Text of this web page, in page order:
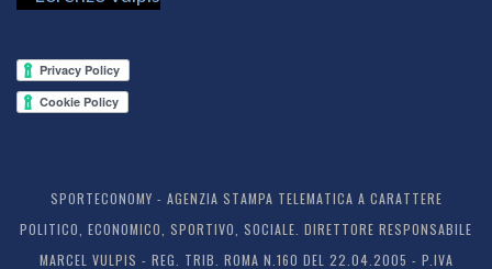
SPORTECONOMY - AGENZIA STAMPA TELEMATICA A CARATTERE
POLITICO, ECONOMICO, SPORTIVO, SOCIALE. DIRETTORE RESPONSABILE
MARCEL VULPIS - REG. TRIB. ROMA N.160 DEL 22.04.2005 - P.IVA